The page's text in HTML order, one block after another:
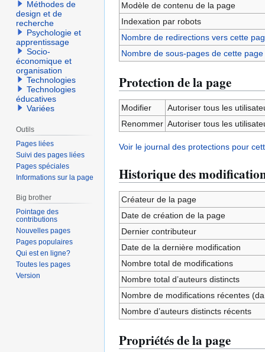
Modèle de contenu de la page
Indexation par robots
Nombre de redirections vers cette
Nombre de sous-pages de cette page
Protection de la page
Modifier
Autoriser tous les
Renommer Autoriser tous les
Voir le journal des protections pour
Historique des
Créateur de la page
Date de création de la page
Dernier contributeur
Date de la dernière modification
Nombre total de modifications
Nombre total d’auteurs distincts
Nombre de modifications récentes
Nombre d’auteurs distincts récents
Propriétés de la page
Méthodes de
design et de
recherche
Psychologie et
apprentissage
Socio-
économique et
organisation
Technologies
Technologies
éducatives
Variées
Outils
Pages liées
Suivi des pages liées
Pages spéciales
Informations sur la page
Big brother
Pointage des
contributions
Nouvelles pages
Pages populaires
Qui est en ligne?
Toutes les pages
Version